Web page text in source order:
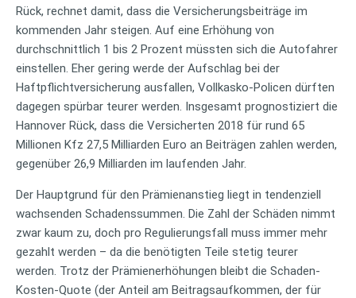
Rück, rechnet damit, dass die Versicherungsbeiträge im
kommenden Jahr steigen. Auf eine Erhöhung von
durchschnittlich 1 bis 2 Prozent müssten sich die Autofahrer
einstellen. Eher gering werde der Aufschlag bei der
Haftpflichtversicherung ausfallen, Vollkasko-Policen dürften
dagegen spürbar teurer werden. Insgesamt prognostiziert die
Hannover Rück, dass die Versicherten 2018 für rund 65
Millionen Kfz 27,5 Milliarden Euro an Beiträgen zahlen werden,
gegenüber 26,9 Milliarden im laufenden Jahr.
Der Hauptgrund für den Prämienanstieg liegt in tendenziell
wachsenden Schadenssummen. Die Zahl der Schäden nimmt
zwar kaum zu, doch pro Regulierungsfall muss immer mehr
gezahlt werden – da die benötigten Teile stetig teurer
werden. Trotz der Prämienerhöhungen bleibt die Schaden-
Kosten-Quote (der Anteil am Beitragsaufkommen, der für